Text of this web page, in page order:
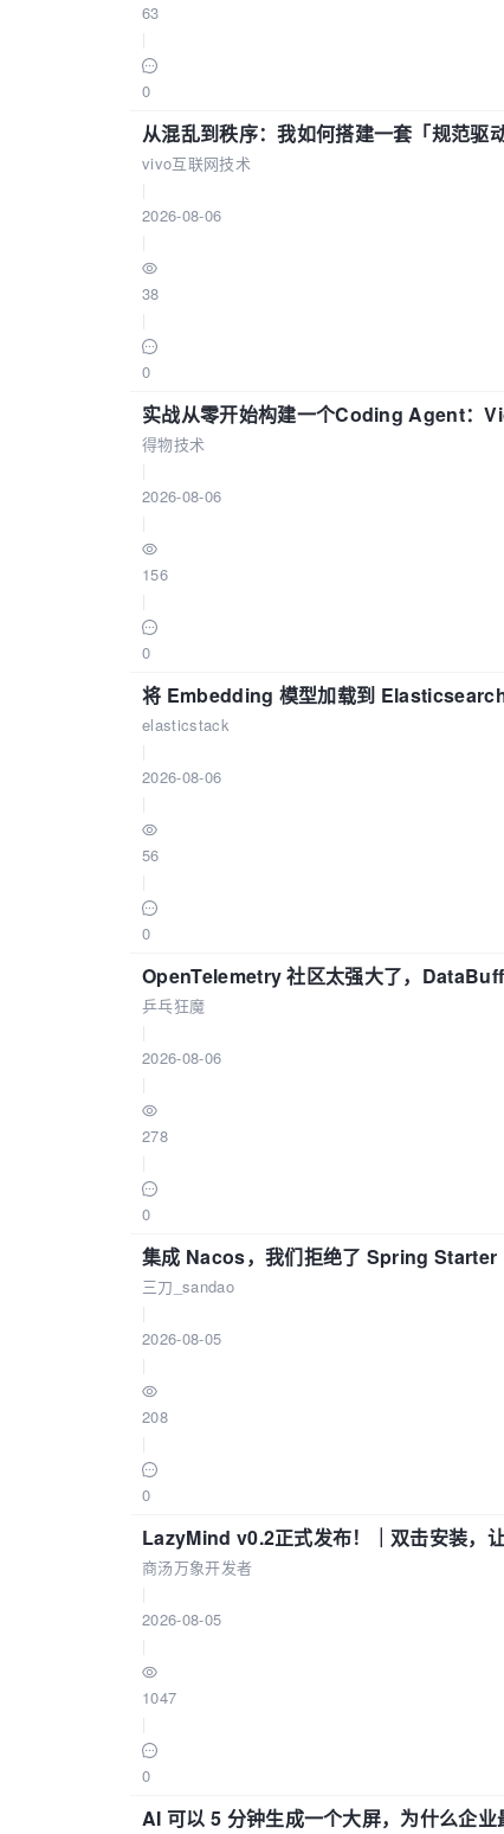
63
0
从混乱到秩序：我如何搭建一套「规范驱
vivo互联网技术
2026-08-06
38
0
实战从零开始构建一个Coding Agent：
得物技术
2026-08-06
156
0
将 Embedding 模型加载到
elasticstack
2026-08-06
56
0
OpenTelemetry 社区太强大了，
乒乓狂魔
2026-08-06
278
0
集成 Nacos，我们拒绝了 Spring Starter
三刀_sandao
2026-08-05
208
0
LazyMind v0.2正式发布！｜双击安装，
商汤万象开发者
2026-08-05
1047
0
AI 可以 5 分钟生成一个大屏，为什么企业